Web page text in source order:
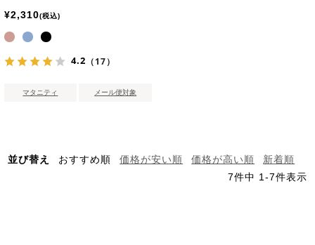
¥2,310 税込
4.2 （17）
マタニティ メール便対象
並び替え おすすめ順 価格が安い順 価格が高い順
新着順
7件中 1-7件表示